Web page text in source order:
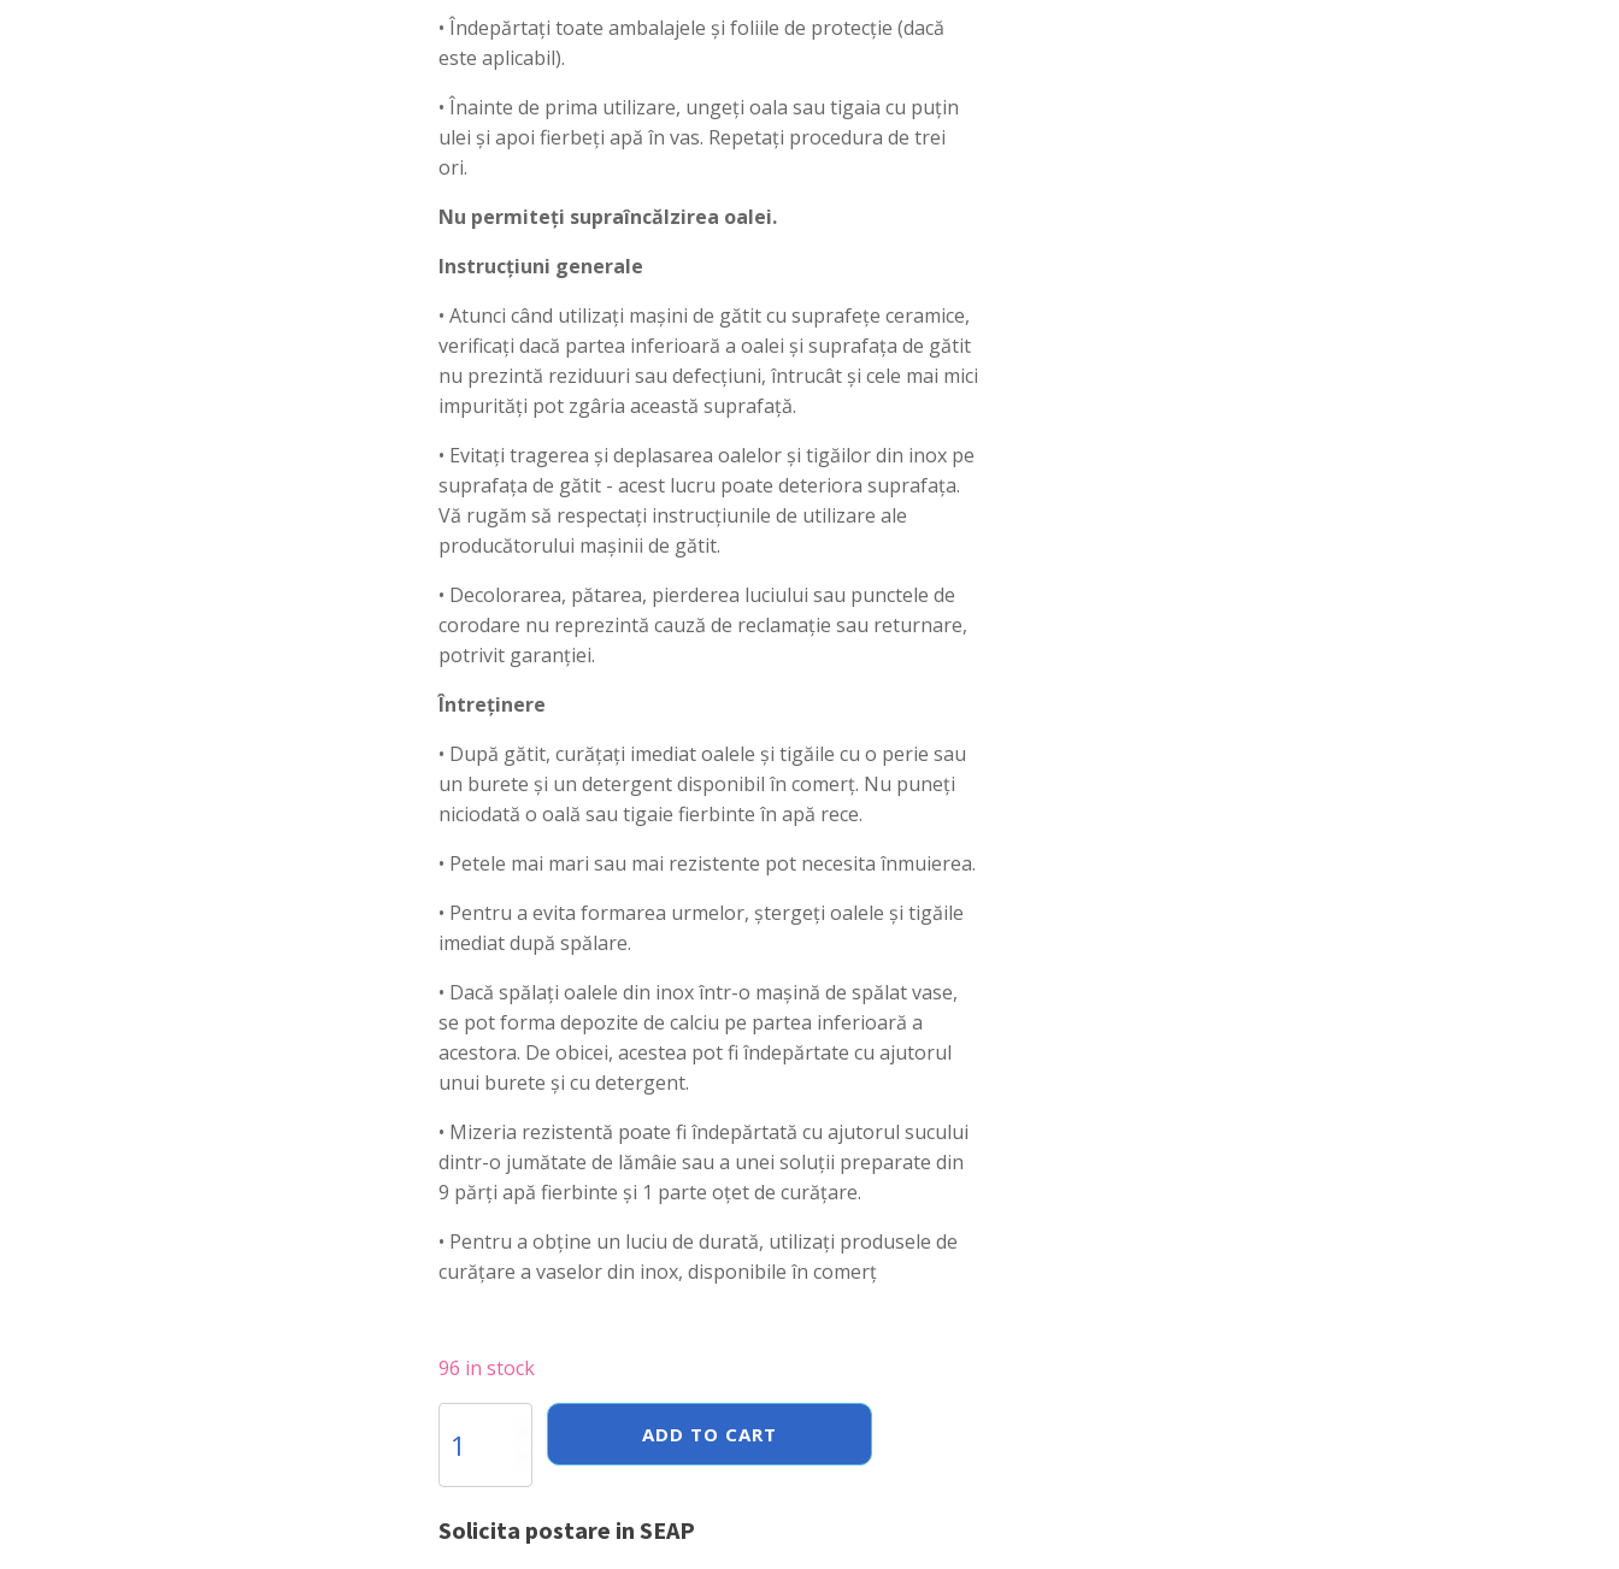
• Îndepărtați toate ambalajele și foliile de protecție (dacă
este aplicabil).
• Înainte de prima utilizare, ungeți oala sau tigaia cu puțin
ulei și apoi fierbeți apă în vas. Repetați procedura de trei
ori.
Nu permiteți supraîncălzirea oalei.
Instrucțiuni generale
• Atunci când utilizați mașini de gătit cu suprafețe ceramice,
verificați dacă partea inferioară a oalei și suprafața de gătit
nu prezintă reziduuri sau defecțiuni, întrucât și cele mai mici
impurități pot zgâria această suprafață.
• Evitați tragerea și deplasarea oalelor și tigăilor din inox pe
suprafața de gătit - acest lucru poate deteriora suprafața.
Vă rugăm să respectați instrucțiunile de utilizare ale
producătorului mașinii de gătit.
• Decolorarea, pătarea, pierderea luciului sau punctele de
corodare nu reprezintă cauză de reclamație sau returnare,
potrivit garanției.
Întreținere
• După gătit, curățați imediat oalele și tigăile cu o perie sau
un burete și un detergent disponibil în comerț. Nu puneți
niciodată o oală sau tigaie fierbinte în apă rece.
• Petele mai mari sau mai rezistente pot necesita înmuierea.
• Pentru a evita formarea urmelor, ștergeți oalele și tigăile
imediat după spălare.
• Dacă spălați oalele din inox într-o mașină de spălat vase,
se pot forma depozite de calciu pe partea inferioară a
acestora. De obicei, acestea pot fi îndepărtate cu ajutorul
unui burete și cu detergent.
• Mizeria rezistentă poate fi îndepărtată cu ajutorul sucului
dintr-o jumătate de lămâie sau a unei soluții preparate din
9 părți apă fierbinte și 1 parte oțet de curățare.
• Pentru a obține un luciu de durată, utilizați produsele de
curățare a vaselor din inox, disponibile în comerț
96 in stock
profesionala
inox,
cm
ADD TO CART
Solicita postare in SEAP